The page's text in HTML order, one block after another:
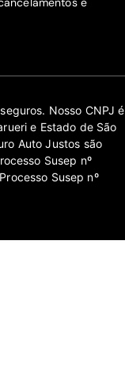
Nosso CNPJ é
e Estado de São
Auto Justos são
Susep nº
Susep nº